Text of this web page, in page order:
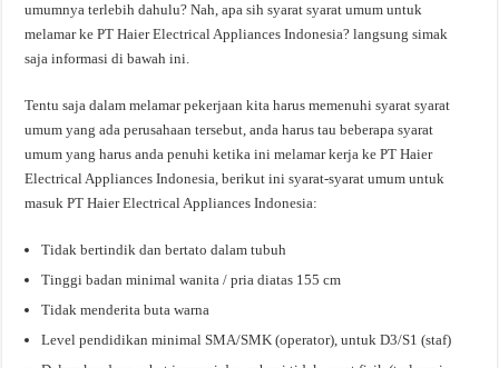
umumnya terlebih dahulu? Nah, apa sih syarat syarat umum untuk
melamar ke PT Haier Electrical Appliances Indonesia? langsung simak
saja informasi di bawah ini.
Tentu saja dalam melamar pekerjaan kita harus memenuhi syarat syarat
umum yang ada perusahaan tersebut, anda harus tau beberapa syarat
umum yang harus anda penuhi ketika ini melamar kerja ke PT Haier
Electrical Appliances Indonesia, berikut ini syarat-syarat umum untuk
masuk PT Haier Electrical Appliances Indonesia:
Tidak bertindik dan bertato dalam tubuh
Tinggi badan minimal wanita / pria diatas 155 cm
Tidak menderita buta warna
Level pendidikan minimal SMA/SMK (operator), untuk D3/S1 (staf)